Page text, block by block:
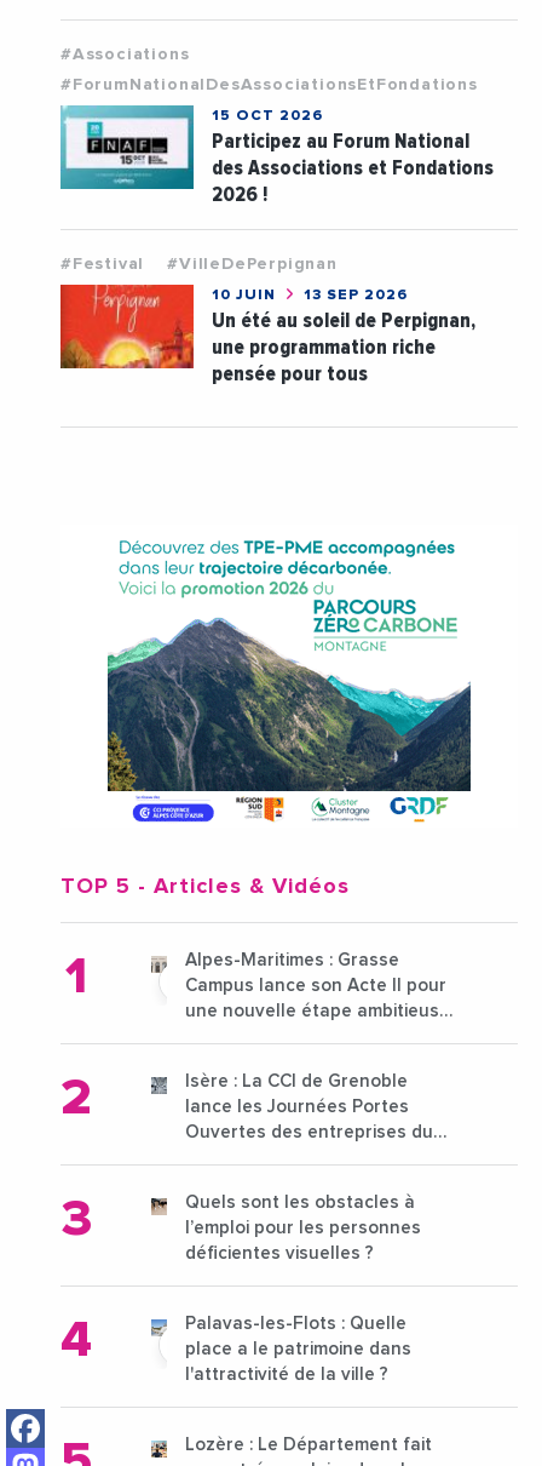
Facebook
#Associations
#ForumNationalDesAssociationsEtFondations
15 OCT 2026
Participez au Forum National
des Associations et Fondations
2026 !
#Festival #VilleDePerpignan
10 JUIN 13 SEP 2026
Un été au soleil de Perpignan,
une programmation riche
pensée pour tous
TOP 5 - Articles & Vidéos
Alpes-Maritimes : Grasse
Campus lance son Acte II pour
une nouvelle étape ambitieuse
Isère : La CCI de Grenoble
lance les Journées Portes
Ouvertes des entreprises du
Quels sont les obstacles à
l’emploi pour les personnes
déficientes visuelles ?
Palavas-les-Flots : Quelle
place a le patrimoine dans
l'attractivité de la ville ?
Lozère : Le Département fait